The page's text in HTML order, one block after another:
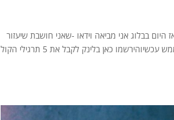
בבלוג אני מביאה וידאו -שאני חושבת שיעזור
לכם להבים יותר לעומק, למה אתם מצטרדים באופן קבוע קבלו ממני מתנה ממש עכשיוהירשמו כאן בלינק לקבל את 5 תרגילי הקול